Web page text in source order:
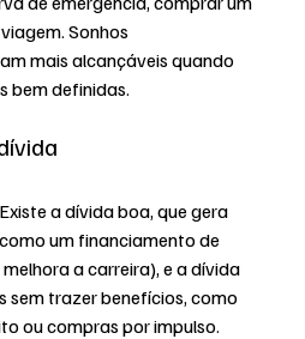
Sonhos
mais alcançáveis quando
bem definidas.
a dívida boa, que gera
um financiamento de
a carreira), e a dívida
sem trazer benefícios, como
ou compras por impulso.